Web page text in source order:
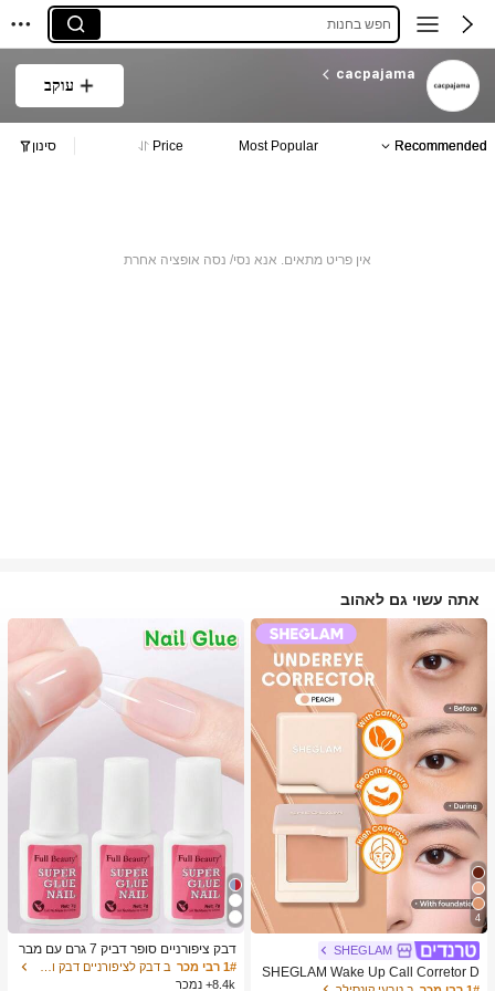
חפש בחנות
cacpajama
עוקב
Recommended
Most Popular
Price סינון
אין פריט מתאים. אנא נסי/ נסה אופציה אחרת
אתה עשוי גם לאהוב
4
SHEGLAM
SHEGLAM Wake Up Call Corretor D
דבק ציפורניים סופר דביק 7 גרם עם מבר
שת, דבק ג'ל מהיר ייבוש, מתאים לציפורנ
יים מלאכותיות, ציפורני אקריל, ציפורני ה
1# רבי מכר
8.4k+ נמכר